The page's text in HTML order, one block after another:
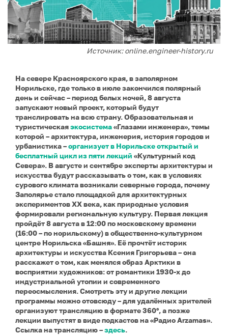
Источник: online.engineer-history.ru
На севере Красноярского края, в заполярном
Норильске, где только в июле закончился полярный
день и сейчас – период белых ночей, 8 августа
запускают новый проект, который будут
транслировать на всю страну. Образовательная и
туристическаяэкосистема«Глазами инженера», темы
которой – архитектура, инженерия, история городов и
урбанистика –организует в Норильске открытый и
бесплатный цикл из пяти лекций «Культурный код
Севера». В августе и сентябре эксперты архитектуры и
искусства будут рассказывать о том, как в условиях
сурового климата возникали северные города, почему
Заполярье стало площадкой для архитектурных
экспериментов XX века, как природные условия
формировали региональную культуру. Первая лекция
пройдёт 8 августа в 12:00 по московскому времени
(16:00 – по норильскому) в общественно-культурном
центре Норильска «Башня». Её прочтёт историк
архитектуры и искусства Ксения Григорьева – она
расскажет о том, как менялся образ Арктики в
восприятии художников: от романтики 1930-х до
индустриальной утопии и современного
переосмысления. Смотреть эту и другие лекции
программы можно отовсюду – для удалённых зрителей
организуют трансляцию в формате 360°, а позже
лекции выпустят в виде подкастов на «Радио Arzamas».
Ссылка на трансляцию –здесь.